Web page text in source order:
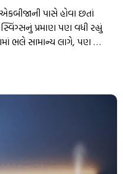
પાસે હોવા છતાં
પ્રમાણ પણ વધી રહ્યું
ભલે સામાન્ય લાગે, પણ એ
કે પિતા બનવાનું સપનું પૂર્ણ